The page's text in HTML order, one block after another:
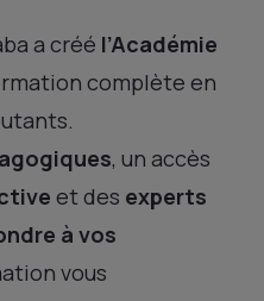
a créé l’Académie
complète en
, un accès
et des experts
à vos
vous